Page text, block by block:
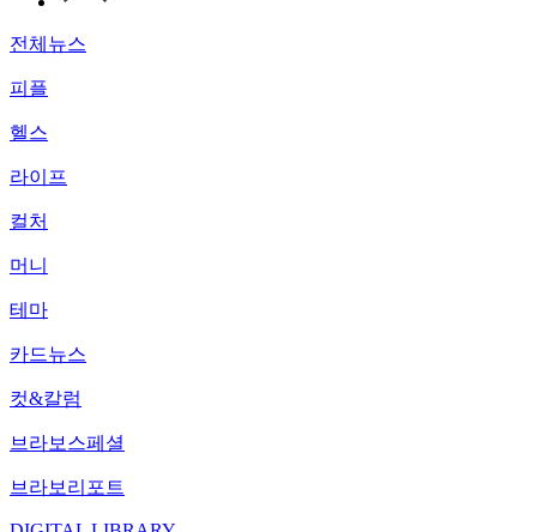
전체뉴스
피플
헬스
라이프
컬처
머니
테마
카드뉴스
컷&칼럼
브라보스페셜
브라보리포트